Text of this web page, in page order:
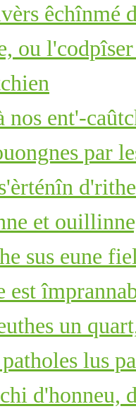
êchînmé
ou l'codpîser
nos ent'-
par
et
sus eune
est
un
lus
d'honneu,